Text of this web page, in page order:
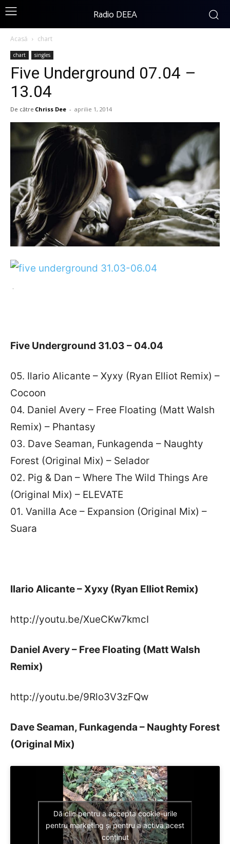
Radio DEEA
Acasă chart
chart singles
Five Underground 07.04 –
13.04
De către Chriss Dee - aprilie 1, 2014
Five Underground 31.03 – 04.04
05. Ilario Alicante – Xyxy (Ryan Elliot Remix) –
Cocoon
04. Daniel Avery – Free Floating (Matt Walsh
Remix) – Phantasy
03. Dave Seaman, Funkagenda – Naughty
Forest (Original Mix) – Selador
02. Pig & Dan – Where The Wild Things Are
(Original Mix) – ELEVATE
01. Vanilla Ace – Expansion (Original Mix) –
Suara
Ilario Alicante – Xyxy (Ryan Elliot Remix)
http://youtu.be/XueCKw7kmcI
Daniel Avery – Free Floating (Matt Walsh
Remix)
http://youtu.be/9Rlo3V3zFQw
Dave Seaman, Funkagenda – Naughty Forest
(Original Mix)
Dă clic pentru a accepta cookie-urile
pentru marketing și pentru a activa acest
conținut